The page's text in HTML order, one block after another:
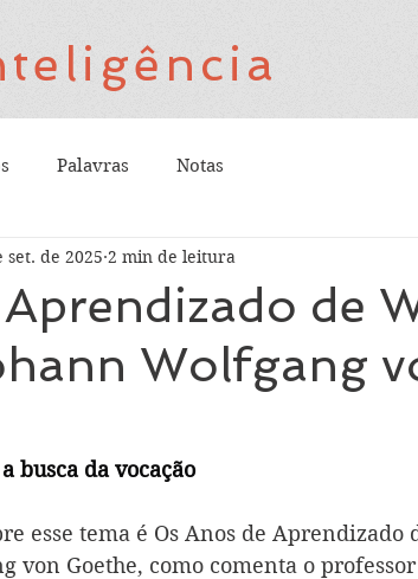
Palavras Notas
de
Wolfgang
set. de 2025 2 min de leitura
busca da vocação
esse tema é Os Anos de Aprendizado
von Goethe, como comenta o